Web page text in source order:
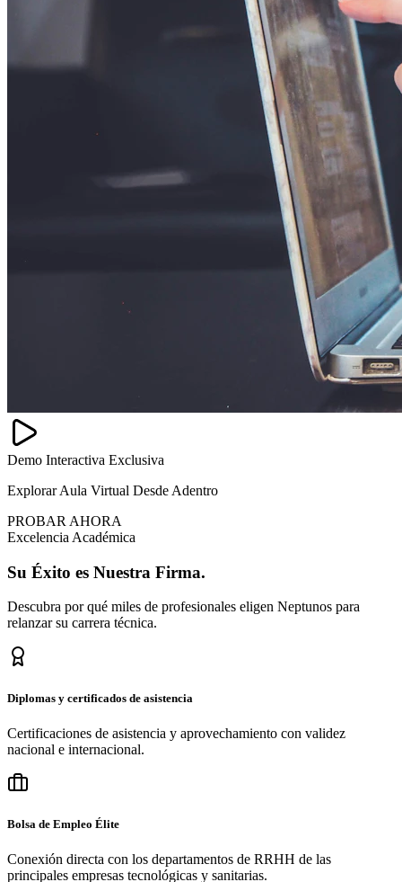
Demo Interactiva Exclusiva
Explorar Aula Virtual Desde Adentro
PROBAR AHORA
Excelencia Académica
Su Éxito es Nuestra Firma.
Descubra por qué miles de profesionales eligen Neptunos para
relanzar su carrera técnica.
Diplomas y certificados de asistencia
Certificaciones de asistencia y aprovechamiento con validez
nacional e internacional.
Bolsa de Empleo Élite
Conexión directa con los departamentos de RRHH de las
principales empresas tecnológicas y sanitarias.